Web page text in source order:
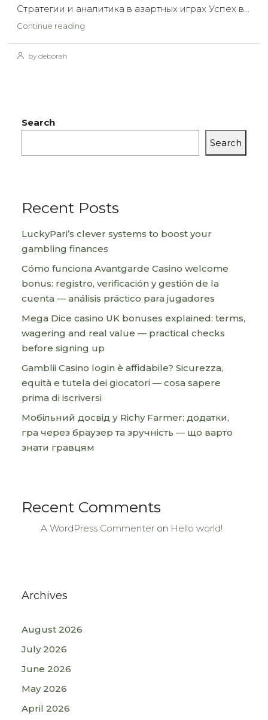
Стратегии и аналитика в азартных играх Успех в...
Continue reading
by deborah
Search
Search
Recent Posts
LuckyPari’s clever systems to boost your
gambling finances
Cómo funciona Avantgarde Casino welcome
bonus: registro, verificación y gestión de la
cuenta — análisis práctico para jugadores
Mega Dice casino UK bonuses explained: terms,
wagering and real value — practical checks
before signing up
Gamblii Casino login è affidabile? Sicurezza,
equità e tutela dei giocatori — cosa sapere
prima di iscriversi
Мобільний досвід у Richy Farmer: додатки,
гра через браузер та зручність — що варто
знати гравцям
Recent Comments
A WordPress Commenter on Hello world!
Archives
August 2026
July 2026
June 2026
May 2026
April 2026